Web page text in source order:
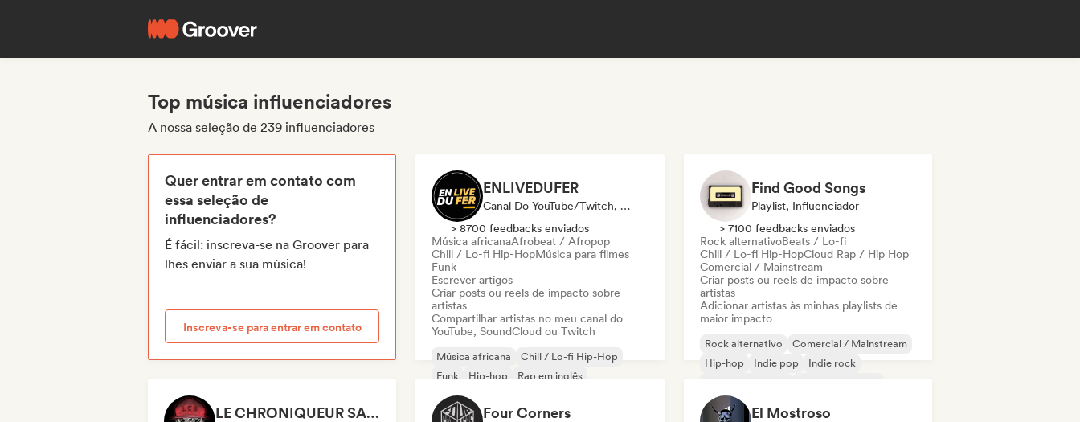
Top música influenciadores
A nossa seleção de 239 influenciadores
Quer entrar em contato com
essa seleção de
influenciadores?
É fácil: inscreva-se na Groover para
lhes enviar a sua música!
Inscreva-se para entrar em contato
ENLIVEDUFER
Canal Do YouTube/Twitch, Mídia/Jornalista, Influenciador
> 8700 feedbacks enviados
Música africanaAfrobeat / Afropop
Chill / Lo-fi Hip-HopMúsica para filmes
Funk
Escrever artigos
Criar posts ou reels de impacto sobre
artistas
Compartilhar artistas no meu canal do
YouTube, SoundCloud ou Twitch
Música africana
Chill / Lo-fi Hip-Hop
Funk
Hip-hop
Rap em inglês
Rap francês
Find Good Songs
Playlist, Influenciador
> 7100 feedbacks enviados
Rock alternativoBeats / Lo-fi
Chill / Lo-fi Hip-HopCloud Rap / Hip Hop
Comercial / Mainstream
Criar posts ou reels de impacto sobre
artistas
Adicionar artistas às minhas playlists de
maior impacto
Rock alternativo
Comercial / Mainstream
Hip-hop
Indie pop
Indie rock
Pop internacional
Rap internacional
Pop rock
LE CHRONIQUEUR SALE Four Corners El Mostroso